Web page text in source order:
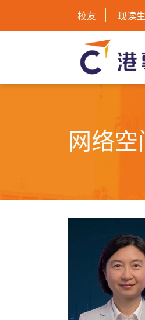
校友 现读生
网络